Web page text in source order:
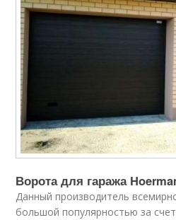
Ворота для гаража
Данный производитель
большой популярностью за